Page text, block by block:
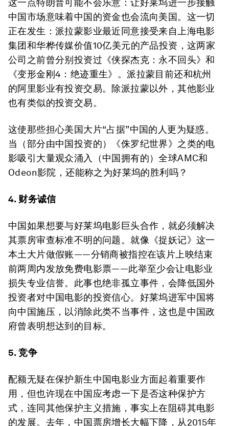
这一点特朗普可能不会乐意：让好莱坞进一步接触
中国市场意味着中国的资金也会流向美国。这一切
正在发生：派拉蒙影业最近同意接受来自上海电影
集团和华桦传媒价值10亿美元的产品投资，这两家
公司之前曾分别投资过《侠探杰克：永不回头》和
《变形金刚4：绝迹重生》。派拉蒙目前还和杭州
的阿里影业有投资交易。除派拉蒙以外，其他影业
也有类似的投资交易。
这使那些担心美国大片“占据”中国的人更为疑惑。
当（部分由中国投资的）《侏罗纪世界》之类的电
影吸引大量观众涌入（中国拥有的）全球AMC和
Odeon影院，还能称之为好莱坞的胜利吗？
4. 财务诚信
中国如果想要与好莱坞电影巨头合作，就必须解决
其票房审查标准不明的问题。就像《捉妖记》这一
本土大片做假账——分销商被指控在该片上映结束
前两周内发放免费电影票——此举至少会让电影业
损失专业信誉。此事也绝非孤立事件，会降低国外
投资者对中国电影的投资信心。好莱坞进军中国将
向中国施压，以消除此类不当事件，这也是中国政
府曾表明想达到的目标。
5. 竞争
配额无疑在保护新生中国电影业方面起着重要作
用，但也许现在中国应考虑一下是否这种保护方
式，连同其他保护主义措施，事实上在阻碍其电影
的发展。去年，中国票房增长大幅下降，从2015年